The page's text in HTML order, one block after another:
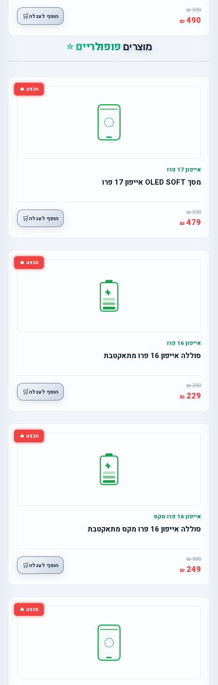
590
490 הוסף לעגלה🛒
מוצרים פופולריים ⭐
מבצע 🔥
אייפון 17 פרו
מסך OLED SOFT אייפון 17 פרו
590
479 הוסף לעגלה🛒
מבצע 🔥
אייפון 16 פרו
סוללה אייפון 16 פרו מתאקטבת
290
229 הוסף לעגלה🛒
מבצע 🔥
אייפון 16 פרו מקס
סוללה אייפון 16 פרו מקס מתאקטבת
300
249 הוסף לעגלה🛒
מבצע 🔥